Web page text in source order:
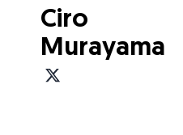
Email
mediante Facebook
actual mediante Twitter
actual mediante LinkedIn
el artículo actual mediante
Ciro
Murayama